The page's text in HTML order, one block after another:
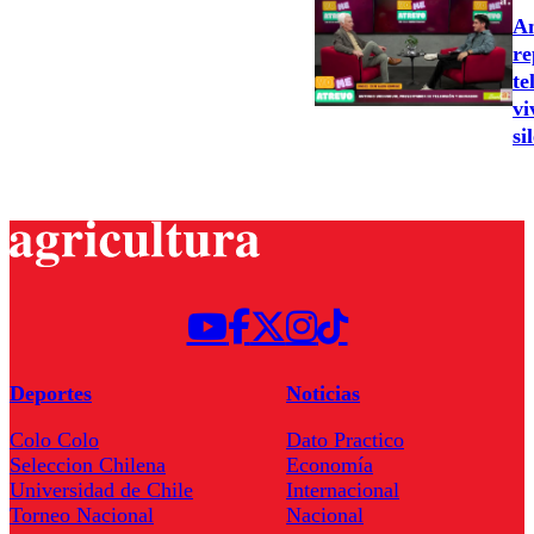
Deportes
Colo Colo
Seleccion Chilena
Universidad de Chile
Torneo Nacional
Noticias
Dato Practico
Economía
Internacional
Nacional